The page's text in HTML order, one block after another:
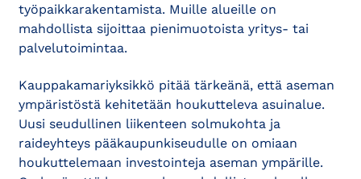
työpaikkarakentamista. Muille alueille on
mahdollista sijoittaa pienimuotoista yritys- tai
palvelutoimintaa.
Kauppakamariyksikkö pitää tärkeänä, että aseman
ympäristöstä kehitetään houkutteleva asuinalue.
Uusi seudullinen liikenteen solmukohta ja
raideyhteys pääkaupunkiseudulle on omiaan
houkuttelemaan investointeja aseman ympärille.